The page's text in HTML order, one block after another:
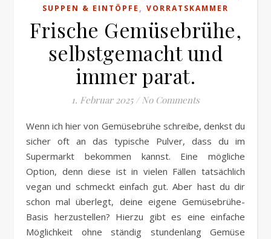
SUPPEN & EINTÖPFE , VORRATSKAMMER
Frische Gemüsebrühe,
selbstgemacht und
immer parat.
1. Februar 2025 / No Comments
Wenn ich hier von Gemüsebrühe schreibe, denkst du
sicher oft an das typische Pulver, dass du im
Supermarkt bekommen kannst. Eine mögliche
Option, denn diese ist in vielen Fällen tatsächlich
vegan und schmeckt einfach gut. Aber hast du dir
schon mal überlegt, deine eigene Gemüsebrühe-
Basis herzustellen? Hierzu gibt es eine einfache
Möglichkeit ohne ständig stundenlang Gemüse